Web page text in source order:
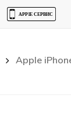
Apple